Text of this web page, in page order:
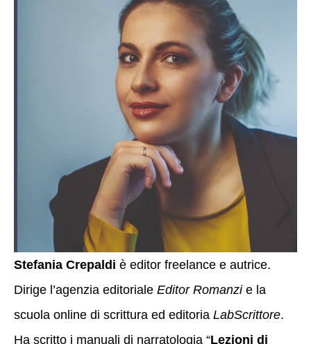
Stefania Crepaldi è editor freelance e autrice.
Dirige l’agenzia editoriale Editor Romanzie la
scuola online di scrittura ed editoria LabScrittore.
Ha scritto i manuali di narratologia “Lezioni di